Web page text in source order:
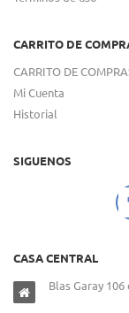
CARRITO DE
CARRITO DE
Mi Cuenta
Historial
SIGUENOS
CASA CENTRAL
Blas Garay